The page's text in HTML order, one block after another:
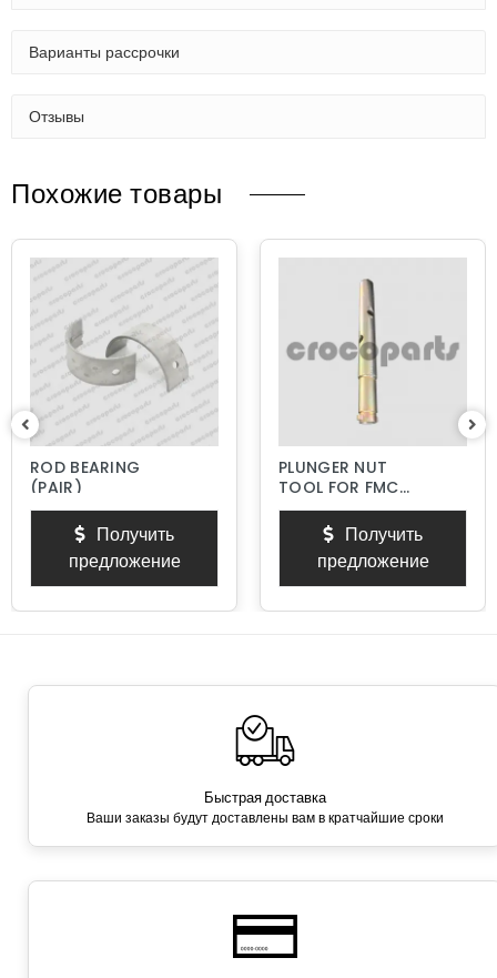
Варианты рассрочки
Отзывы
Похожие товары
ROD BEARING
(PAIR)
Получить
предложение
PLUNGER NUT
TOOL FOR FMC
BEAN L SERIES
PISTON PUMPS
Получить
предложение
Быстрая доставка
Ваши заказы будут доставлены вам в кратчайшие сроки